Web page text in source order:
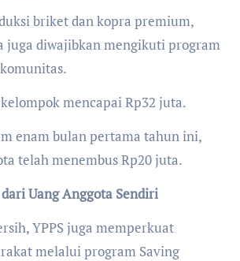
briket dan kopra premium,
juga diwajibkan mengikuti program
mencapai Rp32 juta.
enam bulan pertama tahun ini,
telah menembus Rp20 juta.
Uang Anggota Sendiri
YPPS juga memperkuat
melalui program Saving